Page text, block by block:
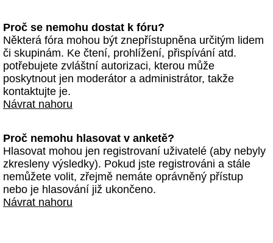
Proč se nemohu dostat k fóru?
Některá fóra mohou být znepřístupněna určitým lidem
či skupinám. Ke čtení, prohlížení, přispívání atd.
potřebujete zvláštní autorizaci, kterou může
poskytnout jen moderátor a administrátor, takže
kontaktujte je.
Návrat nahoru
Proč nemohu hlasovat v anketě?
Hlasovat mohou jen registrovaní uživatelé (aby nebyly
zkresleny výsledky). Pokud jste registrováni a stále
nemůžete volit, zřejmě nemáte oprávněný přístup
nebo je hlasování již ukončeno.
Návrat nahoru